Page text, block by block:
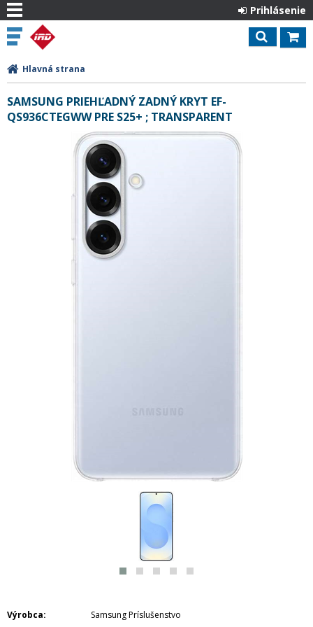
Prihlásenie
Hlavná strana
SAMSUNG PRIEHĽADNÝ ZADNÝ KRYT EF-
QS936CTEGWW PRE S25+ ; TRANSPARENT
Výrobca Samsung Príslušenstvo